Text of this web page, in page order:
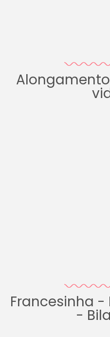
Francesinha -
-